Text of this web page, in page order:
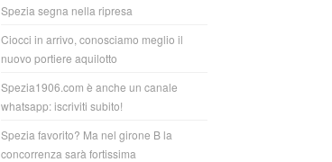
Spezia segna nella ripresa
Ciocci in arrivo, conosciamo meglio il
nuovo portiere aquilotto
Spezia1906.com è anche un canale
whatsapp: iscriviti subito!
Spezia favorito? Ma nel girone B la
concorrenza sarà fortissima